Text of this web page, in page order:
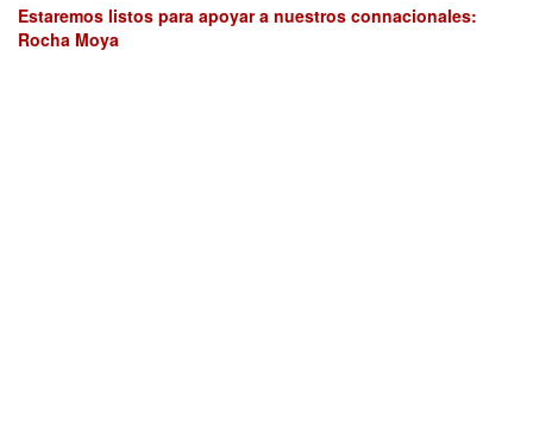
Estaremos listos para apoyar a nuestros connacionales:
Rocha Moya